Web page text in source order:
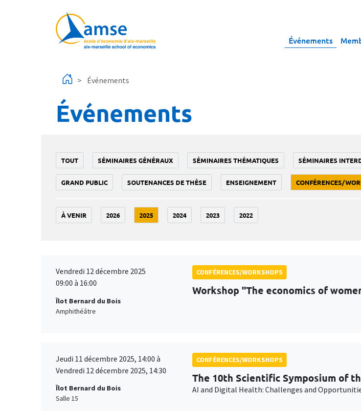
Événements
Événements
Événements
TOUT SÉMINAIRES GÉNÉRAUX SÉMINAIRES THÉMATIQUES SÉMINAIRES
GRAND PUBLIC SOUTENANCES DE THÈSE ENSEIGNEMENT CONFÉRENCES/
À VENIR 2026 2025 2024 2023 2022
Vendredi 12 décembre 2025
09:00 à 16:00
Îlot Bernard du Bois
Amphithéâtre
CONFÉRENCES/WORKSHOPS
Workshop "The economics of
Jeudi 11 décembre 2025, 14:00 à
Vendredi 12 décembre 2025, 14:30
Îlot Bernard du Bois
Salle 15
CONFÉRENCES/WORKSHOPS
The 10th Scientific Symposium of
AI and Digital Health: Challenges and